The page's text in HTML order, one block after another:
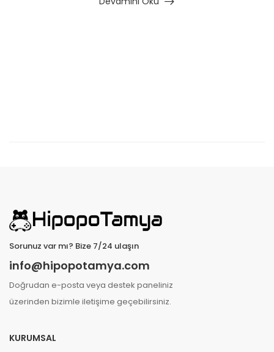
Sorunuz var mı? Bize 7/24 ulaşın
info@hipopotamya.com
Doğrudan e-posta veya destek paneliniz
üzerinden bizimle iletişime geçebilirsiniz.
KURUMSAL